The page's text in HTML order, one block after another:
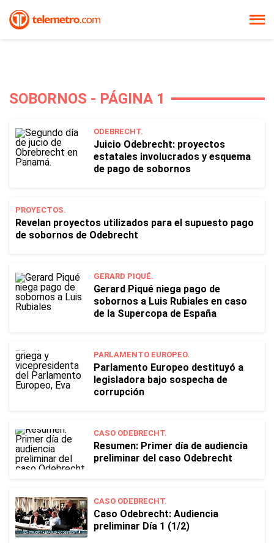
SOBORNOS - PÁGINA 1
ODEBRECHT.
Juicio Odebrecht: proyectos
estatales involucrados y esquema
de pago de sobornos
PROYECTOS.
Revelan proyectos utilizados para el supuesto pago
de sobornos de Odebrecht
GERARD PIQUÉ.
Gerard Piqué niega pago de
sobornos a Luis Rubiales en caso
de la Supercopa de España
PARLAMENTO EUROPEO.
Parlamento Europeo destituyó a
legisladora bajo sospecha de
corrupción
CASO ODEBRECHT.
Resumen: Primer día de audiencia
preliminar del caso Odebrecht
CASO ODEBRECHT.
Caso Odebrecht: Audiencia
preliminar Día 1 (1/2)